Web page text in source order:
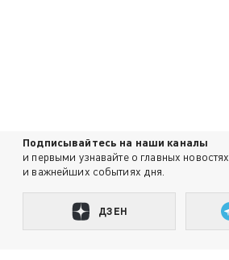
Подписывайтесь на наши каналы
и первыми узнавайте о главных новостях
и важнейших событиях дня.
ДЗЕН